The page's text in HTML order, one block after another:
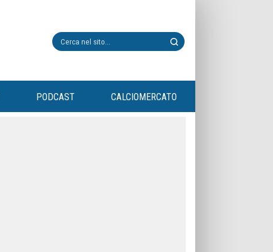
PODCAST CALCIOMERCATO